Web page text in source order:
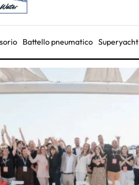
Battello pneumatico Superyacht